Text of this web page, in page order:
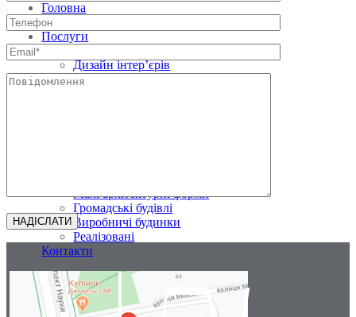
Головна
Про нас
Послуги
Дизайн інтер’єрів
Реконструкція будівель та споруд
Малі архітектурні форми
Громадські будівлі
Виробничі будинки
Реалізовані
Контакти